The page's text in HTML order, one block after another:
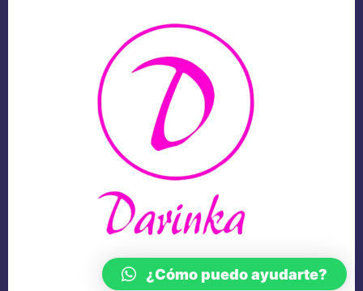
¿Cómo puedo ayudarte?